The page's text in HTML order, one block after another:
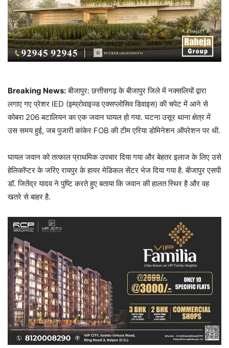
Breaking News:बीजापुर: छत्तीसगढ़ के बीजापुर जिले में नक्सलियों द्वारा
लगाए गए प्रेशर IED (इम्प्रोवाइज्ड एक्सप्लोसिव डिवाइस) की चपेट में आने से
कोबरा 206 बटालियन का एक जवान घायल हो गया. घटना उसूर थाना क्षेत्र में
उस समय हुई, जब पुजारी कांकेर FOB की टीम एरिया डोमिनेशन ऑपरेशन पर थी.
घायल जवान को तत्काल प्राथमिक उपचार दिया गया और बेहतर इलाज के लिए उसे
हेलिकॉप्टर के जरिए रायपुर के हायर मेडिकल सेंटर भेज दिया गया है. बीजापुर एसपी
डॉ. जितेंद्र यादव ने पुष्टि करते हुए बताया कि जवान की हालत स्थिर है और वह
खतरे से बाहर है.